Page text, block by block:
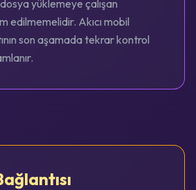
yüklemeye çalışan
edilmemelidir. Akıcı mobil
son aşamada tekrar kontrol